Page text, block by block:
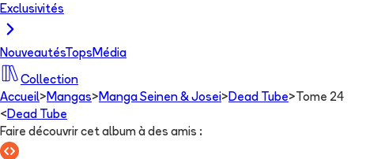
Exclusivités
NouveautésTops Média
Collection
Accueil> Mangas> Manga Seinen & Josei> Dead Tube> Tome 24
< Dead Tube
Faire découvrir cet album à des amis :